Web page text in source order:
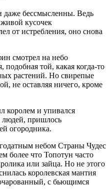
бессмысленны. Ведь
кусочек
от истребления, оно снова
смотрел на небо
подобная той, какая когда-то
растений. Но свирепые
не оставляя ничего, кроме
королем и упивался
людей, пришлось
огородника.
небом Страны Чудес
более что Топотун часто
или зайца. Но не этого
королевская мантия
с бьющимся